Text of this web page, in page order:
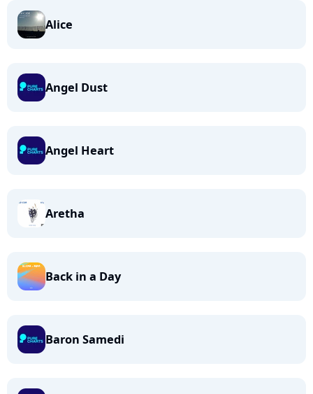
Alice
Angel Dust
Angel Heart
Aretha
Back in a Day
Baron Samedi